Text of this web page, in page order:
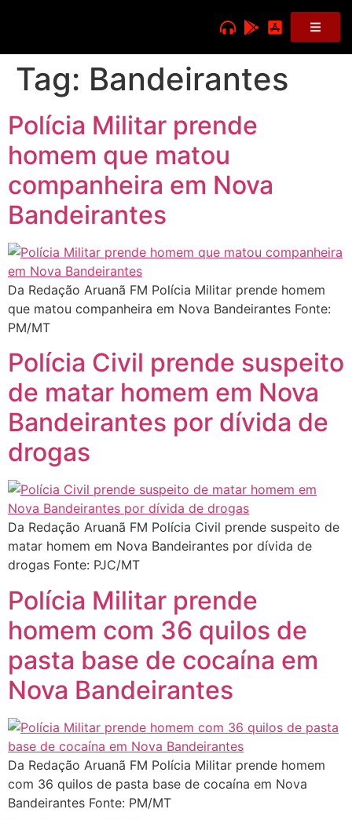
Tag: Bandeirantes
Polícia Militar prende
homem que matou
companheira em Nova
Bandeirantes
Da Redação Aruanã FM Polícia Militar prende homem
que matou companheira em Nova Bandeirantes Fonte:
PM/MT
Polícia Civil prende suspeito
de matar homem em Nova
Bandeirantes por dívida de
drogas
Da Redação Aruanã FM Polícia Civil prende suspeito de
matar homem em Nova Bandeirantes por dívida de
drogas Fonte: PJC/MT
Polícia Militar prende
homem com 36 quilos de
pasta base de cocaína em
Nova Bandeirantes
Da Redação Aruanã FM Polícia Militar prende homem
com 36 quilos de pasta base de cocaína em Nova
Bandeirantes Fonte: PM/MT